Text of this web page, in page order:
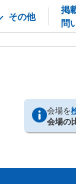
その他
掲
問
会場を
会場の